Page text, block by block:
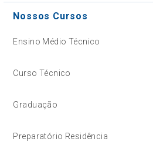
Nossos Cursos
Ensino Médio Técnico
Curso Técnico
Graduação
Preparatório Residência